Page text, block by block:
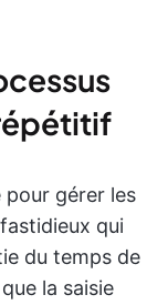
gérer les
qui
du temps de
la saisie